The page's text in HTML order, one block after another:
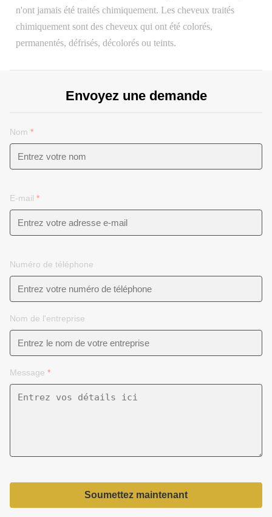
n'ont jamais été traités chimiquement. Les cheveux traités
chimiquement sont des cheveux qui ont été colorés,
permanentés, défrisés, décolorés ou teints.
Envoyez une demande
Nom *
E-mail *
Numéro de téléphone
Nom de l'entreprise
Message *
Soumettez maintenant